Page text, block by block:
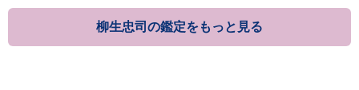
柳生忠司の鑑定をもっと見る